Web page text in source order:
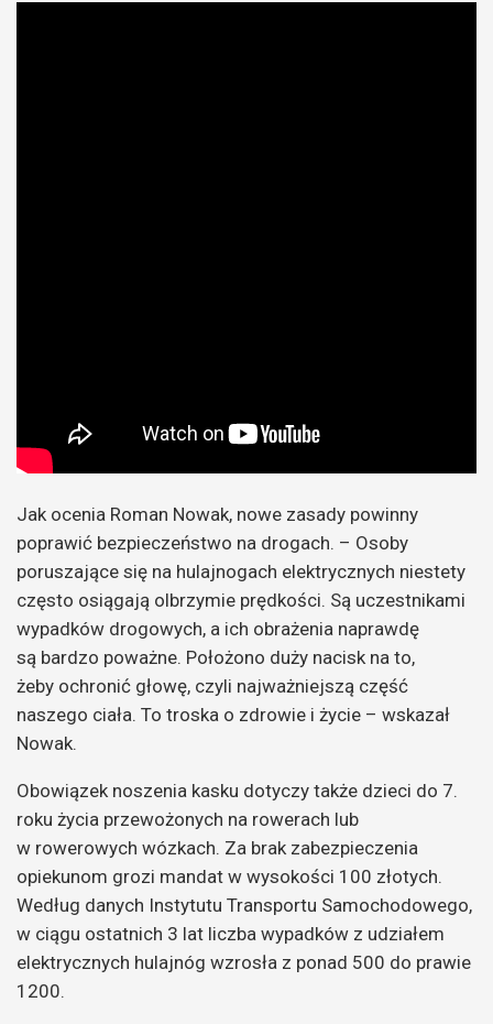
Jak ocenia Roman Nowak, nowe zasady powinny
poprawić bezpieczeństwo na drogach. – Osoby
poruszające się na hulajnogach elektrycznych niestety
często osiągają olbrzymie prędkości. Są uczestnikami
wypadków drogowych, a ich obrażenia naprawdę
są bardzo poważne. Położono duży nacisk na to,
żeby ochronić głowę, czyli najważniejszą część
naszego ciała. To troska o zdrowie i życie – wskazał
Nowak.
Obowiązek noszenia kasku dotyczy także dzieci do 7.
roku życia przewożonych na rowerach lub
w rowerowych wózkach. Za brak zabezpieczenia
opiekunom grozi mandat w wysokości 100 złotych.
Według danych Instytutu Transportu Samochodowego,
w ciągu ostatnich 3 lat liczba wypadków z udziałem
elektrycznych hulajnóg wzrosła z ponad 500 do prawie
1200.